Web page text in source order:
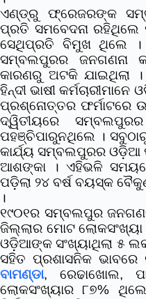
ଏଣ୍ଡ୍ରୁ ଫ୍ରେଜରଙ୍କ
ପ୍ରତି ସମବେଦନା
ସେଥିପ୍ରତି ବିମୁଖ ଥିଲେ ।
ସମ୍ବଲପୁରର ଜନଗଣନା
କାରଣରୁ ଅଟକି ଯାଇଥିଲା
ହିନ୍ଦୀ ଭାଷୀ
ପ୍ରଶ୍ନୋତ୍ତର ଫର୍ମାଟରେ
ଦ୍ୱିତୀୟରେ
ପହଞ୍ଚିପାରୁନଥିଲେ ।
କାର୍ଯ୍ୟ ସମ୍ବଲପୁରର ଓଡ଼ିଆ
ଆଶଙ୍କା । ଏହିଭଳି
ପଡ଼ିଲା ୨୪ ବର୍ଷ ବୟସ୍କ
।
୧୯୦୧ର ସମ୍ବଲପୁର
ଜିଲ୍ଲାର ମୋଟ
ଓଡ଼ିଆଙ୍କ ସଂଖ୍ୟାଥିଲା ୫
ସହିତ ପ୍ରଶାସନିକ
ବାମଣ୍ଡା, ରେଢାଖୋଲ,
ଲୋକସଂଖ୍ୟାର ୮୭%